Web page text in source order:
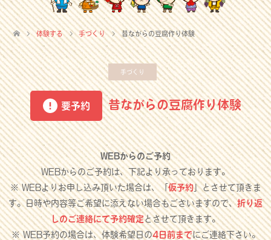
体験する 手づくり 昔ながらの豆腐作り体験
手づくり
要予約 昔ながらの豆腐作り体験
WEBからのご予約
WEBからのご予約は、下記より承っております。
※ WEBよりお申し込み頂いた場合は、「仮予約」とさせて頂きま
す。日時や内容等ご希望に添えない場合もございますので、折り返
しのご連絡にて予約確定とさせて頂きます。
※ WEB予約の場合は、体験希望日の4日前までにご連絡下さい。